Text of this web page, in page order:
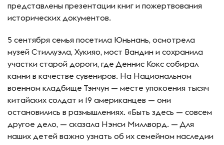
представлены презентации книг и пожертвования
исторических документов.
5 сентября семья посетила Юньнань, осмотрела
музей Стиллуэла, Хукияо, мост Вандин и сохранила
участки старой дороги, где Деннис Кокс собирал
камни в качестве сувениров. На Национальном
военном кладбище Тэнчун — месте упокоения тысяч
китайских солдат и 19 американцев — они
остановились в размышлениях. «Быть здесь — совсем
другое дело, — сказала Нэнси Миллворд. — Для
наших детей важно узнать об их семейном наследии